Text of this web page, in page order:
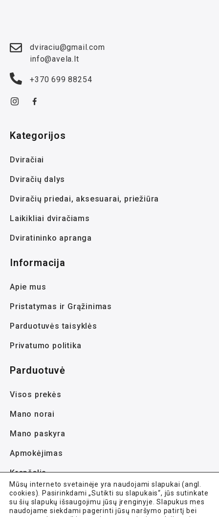
dviraciu@gmail.com
info@avela.lt
+370 699 88254
Kategorijos
Dviračiai
Dviračių dalys
Dviračių priedai, aksesuarai, priežiūra
Laikikliai dviračiams
Dviratininko apranga
Informacija
Apie mus
Pristatymas ir Grąžinimas
Parduotuvės taisyklės
Privatumo politika
Parduotuvė
Visos prekės
Mano norai
Mano paskyra
Apmokėjimas
Krepšelis
Mūsų interneto svetainėje yra naudojami slapukai (angl.
cookies). Pasirinkdami „Sutikti su slapukais“, jūs sutinkate
su šių slapukų išsaugojimu jūsų įrenginyje. Slapukus mes
naudojame siekdami pagerinti jūsų naršymo patirtį bei